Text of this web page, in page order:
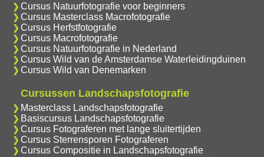
Cursus Natuurfotografie voor beginners
Cursus Masterclass Macrofotografie
Cursus Herfstfotografie
Cursus Macrofotografie
Cursus Natuurfotografie in Nederland
Cursus Wild van de Amsterdamse Waterleidingduinen
Cursus Wild van Denemarken
Cursussen Landschapsfotografie
Masterclass Landschapsfotografie
Basiscursus Landschapsfotografie
Cursus Fotograferen met lange sluitertijden
Cursus Sterrensporen Fotograferen
Cursus Compositie in Landschapsfotografie